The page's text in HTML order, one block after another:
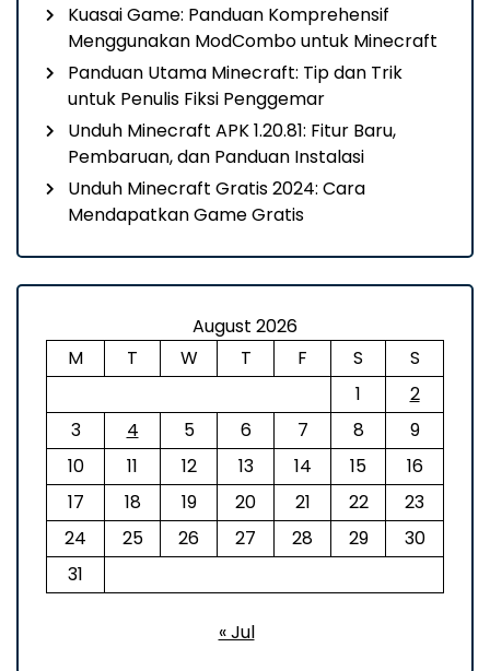
Kuasai Game: Panduan Komprehensif
Menggunakan ModCombo untuk Minecraft
Panduan Utama Minecraft: Tip dan Trik
untuk Penulis Fiksi Penggemar
Unduh Minecraft APK 1.20.81: Fitur Baru,
Pembaruan, dan Panduan Instalasi
Unduh Minecraft Gratis 2024: Cara
Mendapatkan Game Gratis
August 2026
M
T W T F S
S
1
2
3
4 5 6 7 8
9
10
11 12 13 14 15
16
17
18 19 20 21 22
23
24
25 26 27 28 29
30
31
« Jul